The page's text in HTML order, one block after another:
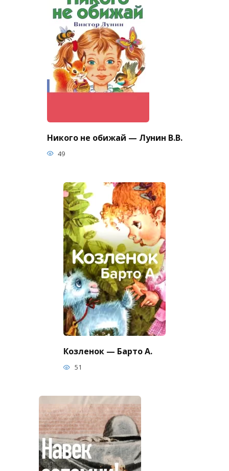
Никого не обижай — Лунин В.В.
49
Козленок — Барто А.
51